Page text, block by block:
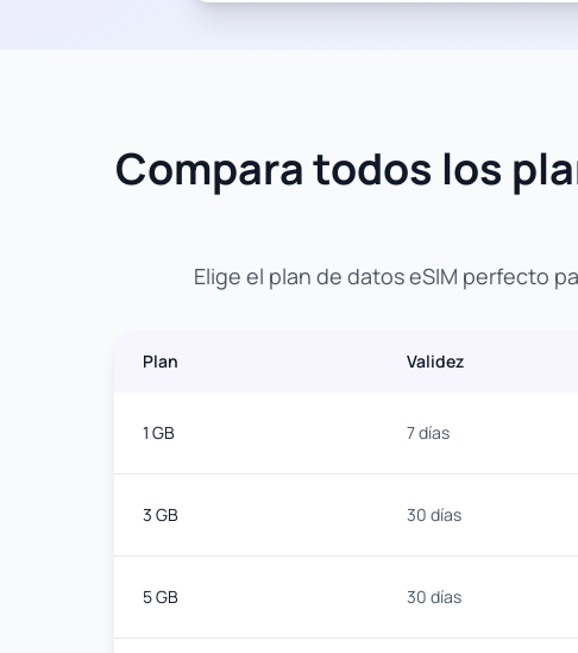
Compara todos los
Elige el plan de datos eSIM perfecto
Plan Validez
1 GB 7 días
3 GB 30 días
5 GB 30 días